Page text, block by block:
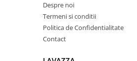
Despre noi
Termeni si conditii
Politica de Confidentialitate
Contact